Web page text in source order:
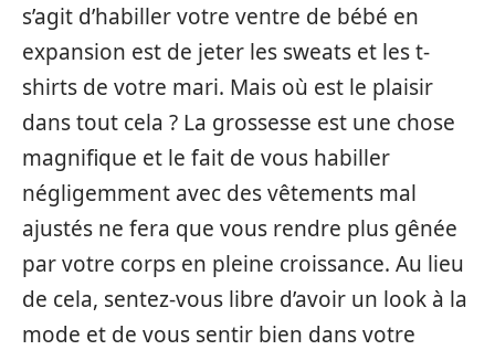
s’agit d’habiller votre ventre de bébé en
expansion est de jeter les sweats et les t-
shirts de votre mari. Mais où est le plaisir
dans tout cela ? La grossesse est une chose
magnifique et le fait de vous habiller
négligemment avec des vêtements mal
ajustés ne fera que vous rendre plus gênée
par votre corps en pleine croissance. Au lieu
de cela, sentez-vous libre d’avoir un look à la
mode et de vous sentir bien dans votre